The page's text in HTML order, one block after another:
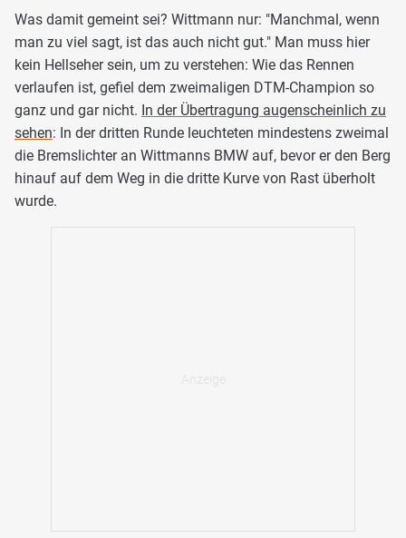
Was damit gemeint sei? Wittmann nur: "Manchmal, wenn
man zu viel sagt, ist das auch nicht gut." Man muss hier
kein Hellseher sein, um zu verstehen: Wie das Rennen
verlaufen ist, gefiel dem zweimaligen DTM-Champion so
ganz und gar nicht. In der Übertragung augenscheinlich zu
sehen: In der dritten Runde leuchteten mindestens zweimal
die Bremslichter an Wittmanns BMW auf, bevor er den Berg
hinauf auf dem Weg in die dritte Kurve von Rast überholt
wurde.